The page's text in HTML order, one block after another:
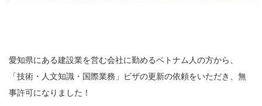
愛知県にある建設業を営む会社に勤めるベトナム人の方から、
「技術・人文知識・国際業務」ビザの更新の依頼をいただき、無
事許可になりました！